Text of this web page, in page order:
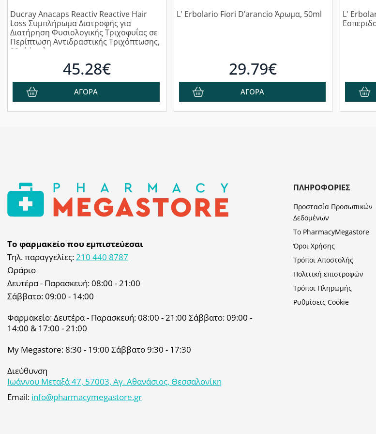
Ducray Anacaps Reactiv Reactive Hair
Loss Συμπλήρωμα Διατροφής για
Διατήρηση Φυσιολογικής Τριχοφυΐας σε
Περίπτωση Αντιδραστικής Τριχόπτωσης,
90κάψουλες
45.28€
ΑΓΟΡΑ
L' Erbolario Fiori D’arancio Άρωμα, 50ml
29.79€
ΑΓΟΡΑ
L'
Το φαρμακείο που εμπιστεύεσαι
Τηλ. παραγγελίες:210 440 8787
Ωράριο
Δευτέρα - Παρασκευή: 08:00 - 21:00
Σάββατο: 09:00 - 14:00
Φαρμακείο: Δευτέρα - Παρασκευή: 08:00 - 21:00 Σάββατο: 09:00 -
14:00 & 17:00 - 21:00
My Megastore: 8:30 - 19:00 Σάββατο 9:30 - 17:30
Διεύθυνση
Ιωάννου Μεταξά 47, 57003, Αγ. Αθανάσιος, Θεσσαλονίκη
Email: info@pharmacymegastore.gr
ΠΛΗΡΟΦΟΡΊΕΣ
Προστασία Προσωπικών
Δεδομένων
Το PharmacyMegastore
Όροι Χρήσης
Τρόποι Αποστολής
Πολιτική επιστροφών
Τρόποι Πληρωμής
Ρυθμίσεις Cookie